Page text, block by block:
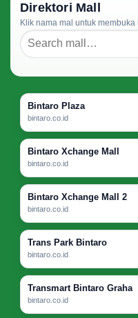
Direktori Mall
Klik nama mal untuk
Bintaro Plaza
bintaro.co.id
Bintaro Xchange Mall
bintaro.co.id
Bintaro Xchange Mall 2
bintaro.co.id
Trans Park Bintaro
bintaro.co.id
Transmart Bintaro Graha
bintaro.co.id